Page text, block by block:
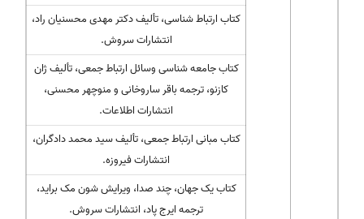
کتاب ارتباط شناسی، تألیف دکتر مهدی محسنیان راد،
انتشارات سروش.
کتاب جامعه شناسی وسائل ارتباط جمعی، تألیف ژان
کازنو، ترجمه باقر ساروخانی و منوچهر محسنی،
انتشارات اطلاعات.
کتاب مبانی ارتباط جمعی، تألیف سید محمد دادگران،
انتشارات فیروزه.
کتاب یک جهان، چند صدا، ویرایش شون مک براید،
ترجمه ایرج پاد، انتشارات سروش.